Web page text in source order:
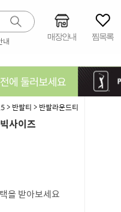
내 매장안내 찜목록
> 반팔티 > 반팔라운드티
사이즈
을 받아보세요